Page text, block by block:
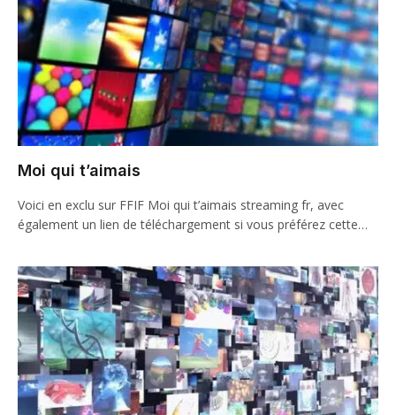
Moi qui t’aimais
Voici en exclu sur FFIF Moi qui t’aimais streaming fr, avec
également un lien de téléchargement si vous préférez cette…